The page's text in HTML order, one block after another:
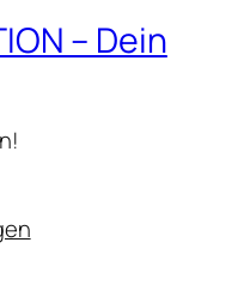
– Dein